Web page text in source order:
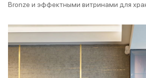
Bronze и эффектными витринами для